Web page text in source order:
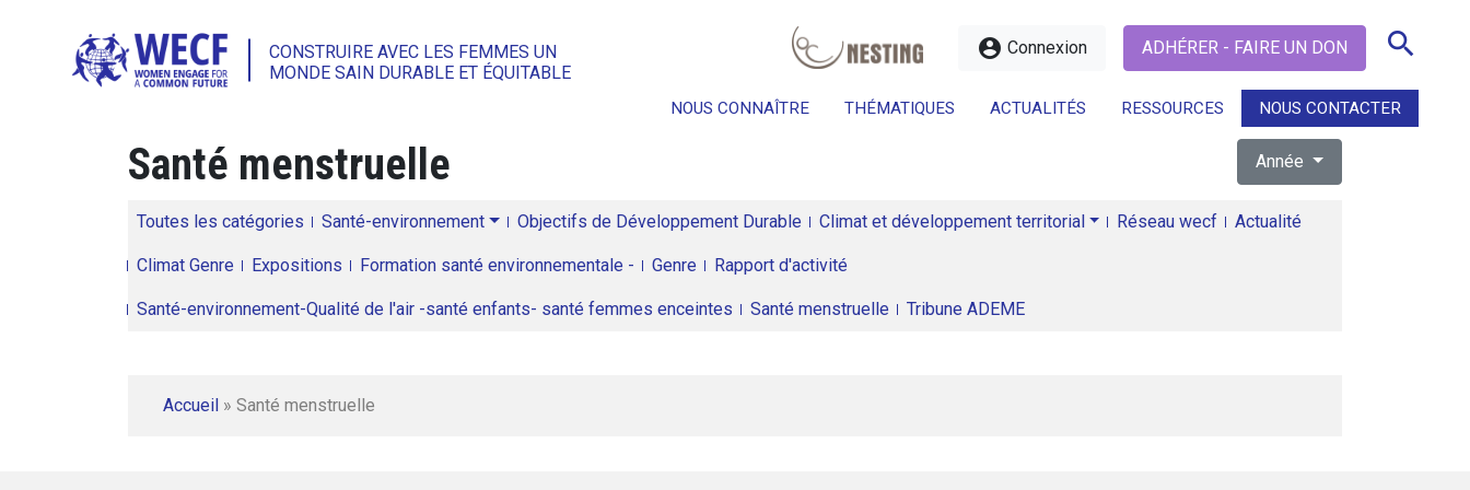
CONSTRUIRE AVEC LES FEMMES UN
MONDE SAIN DURABLE ET ÉQUITABLE
account_circle Connexion ADHÉRER - FAIRE UN DON search
NOUS CONNAÎTRE THÉMATIQUES ACTUALITÉS RESSOURCES NOUS CONTACTER
search
Santé menstruelle Année
Toutes les catégories Santé-environnement Objectifs de Développement Durable Climat et développement territorial Réseau wecf Actualité
Climat Genre Expositions Formation santé environnementale - Genre Rapport d'activité
Santé-environnement-Qualité de l'air -santé enfants- santé femmes enceintes Santé menstruelle Tribune ADEME
Accueil » Santé menstruelle